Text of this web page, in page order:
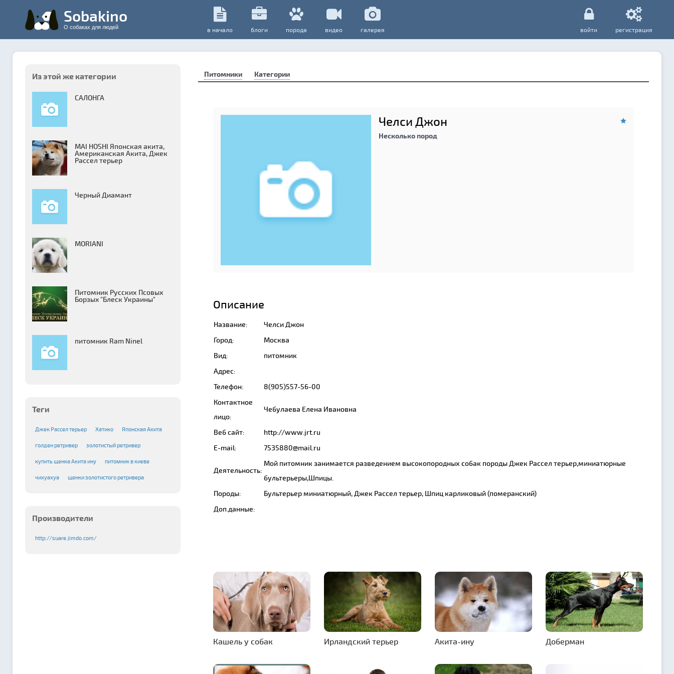
Sobakino
О собаках для людей в начало блоги порода видео галерея войти регистрация
Из этой же категории
САЛОНГА
MAI HOSHI Японская акита,
Американская Акита, Джек
Рассел терьер
Черный Диамант
MORIANI
Питомник Русских Псовых
Борзыx "Блеск Украины"
питомник Ram Ninel
Теги
Джек Рассел терьер Хатико Японская Акита
голден ретривер золотистый ретривер
купить щенка Акита ину питомник в киеве
чихуахуа щенки золотистого ретривера
Производители
http://suare.jimdo.com/
Питомники Категории
Челси Джон
Несколько пород
Описание
Название:
Челси Джон
Город:
Москва
Вид:
питомник
Адрес:
Телефон:
8(905)557-56-00
Контактное
лицо:
Чебулаева Елена Ивановна
Веб сайт:
http://www.jrt.ru
E-mail:
7535880@mail.ru
Деятельность:
Мой питомник занимается разведением высокопородных собак породы Джек Рассел терьер,миниатюрные
бультерьеры,Шпицы.
Породы:
Бультерьер миниатюрный, Джек Рассел терьер, Шпиц карликовый (померанский)
Доп.данные:
Кашель у собак Ирландский терьер Акита-ину Доберман